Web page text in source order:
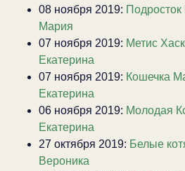
08 ноября 2019:
Мария
07 ноября 2019: Метис
Екатерина
07 ноября 2019: Кошечка
Екатерина
06 ноября 2019: Молодая
Екатерина
27 октября 2019: Белые
Вероника